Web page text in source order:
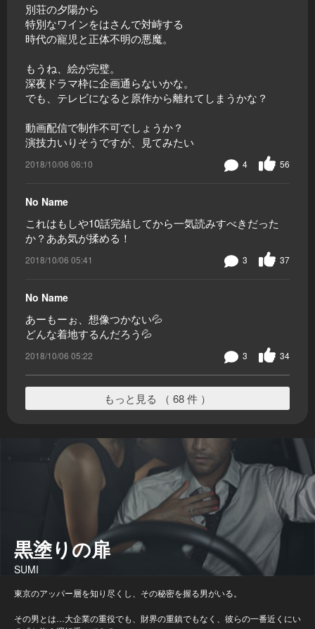
別荘の夕陽から
特別なワインをはさんで対峙する
時代の寵児と正体不明の悪魔。
もうね、絵が完璧。
深夜ドラマ枠に企画通らないかな。
でも、テレビになると原作から離れてしまうかな？
動画配信で制作不可でしょうか？
演技力いりそうですが、見てみたい
2018/10/06 06:10 56
4
No Name
これはもしや10話完結してから一気読みすべきだった
か？ああ気が揉める！
2018/10/06 05:41 37
3
No Name
あーもーぉ、想像つかない💦
どんな着地するんだろう💦
2018/10/06 05:22 34
3
もっと見る （ 68 件 ）
黒塗りの扉
SUMI
東京のアッパー層を知り尽くし、その秘密を握る男がいる。
その男とは…大企業の重役でも、財界の重鎮でもなく、彼らの一番近くにい